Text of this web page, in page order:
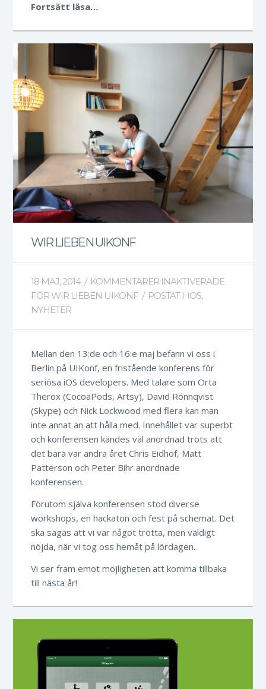
Fortsätt läsa…
WIR LIEBEN UIKONF
18 MAJ, 2014 / KOMMENTARER INAKTIVERADE
FÖR WIR LIEBEN UIKONF / POSTAT I: IOS,
NYHETER
Mellan den 13:de och 16:e maj befann vi oss i
Berlin på UIKonf, en fristående konferens för
seriösa iOS developers. Med talare som Orta
Therox (CocoaPods, Artsy), David Rönnqvist
(Skype) och Nick Lockwood med flera kan man
inte annat än att hålla med. Innehållet var superbt
och konferensen kändes väl anordnad trots att
det bara var andra året Chris Eidhof, Matt
Patterson och Peter Bihr anordnade
konferensen.
Förutom själva konferensen stod diverse
workshops, en hackaton och fest på schemat. Det
ska sägas att vi var något trötta, men väldigt
nöjda, när vi tog oss hemåt på lördagen.
Vi ser fram emot möjligheten att komma tillbaka
till nästa år!